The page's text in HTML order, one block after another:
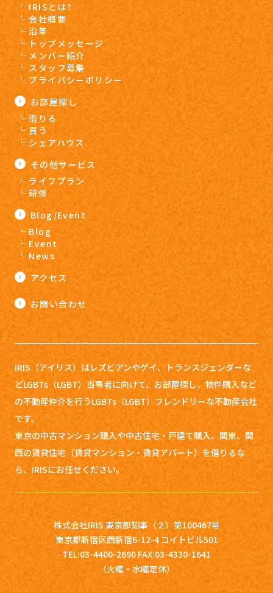
IRISとは?
会社概要
沿革
トップメッセージ
メンバー紹介
スタッフ募集
プライバシーポリシー
お部屋探し
借りる
買う
シェアハウス
その他サービス
ライフプラン
研修
Blog/Event
Blog
Event
News
アクセス
お問い合わせ
IRIS（アイリス）はレズビアンやゲイ、トランスジェンダーな
どLGBTs（LGBT）当事者に向けて、お部屋探し、 物件購入など
の不動産仲介を行うLGBTs（LGBT）フレンドリーな不動産会社
です。
東京の中古マンション購入や中古住宅・戸建て購入、関東、関
西の賃貸住宅（賃貸マンション・賃貸アパート）を借りるな
ら、IRISにお任せください。
株式会社IRIS 東京都知事（２）第100467号
東京都新宿区西新宿6-12-4 コイトビル501
TEL:03-4400-2690 FAX:03-4330-1641
（火曜・水曜定休）